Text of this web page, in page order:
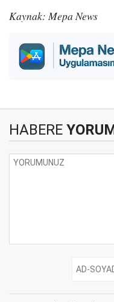
Kaynak: Mepa News
HABERE